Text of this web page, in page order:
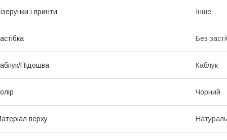
і принти Інше
Без
Підошва Каблук
Чорний
верху